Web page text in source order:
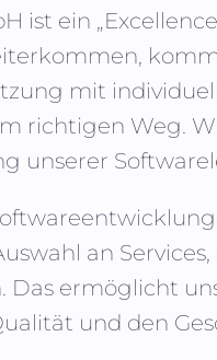
ist ein
mit
richtigen Weg.
unserer
an
Das ermöglicht
und den